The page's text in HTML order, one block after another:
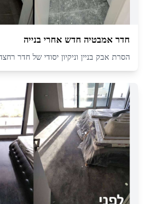
חדר אמבטיה חדש אחרי בנייה
הסרת אבק בניין וניקיון יסודי של חדר